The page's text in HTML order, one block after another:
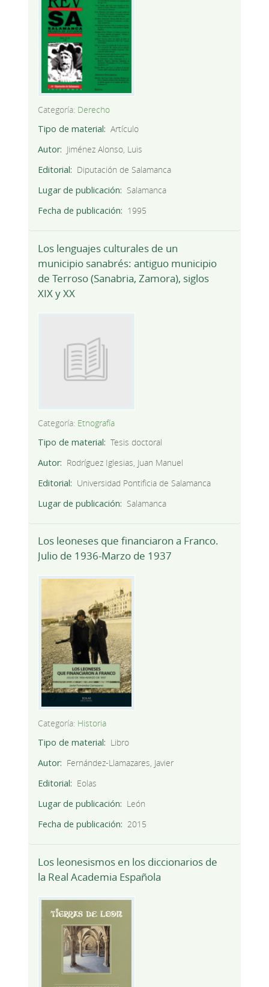
Categoría: Derecho
Tipo de material
Artículo
Autor
Jiménez Alonso, Luis
Editorial
Diputación de Salamanca
Lugar de publicación
Salamanca
Fecha de publicación
1995
Los lenguajes culturales de un
municipio sanabrés: antiguo municipio
de Terroso (Sanabria, Zamora), siglos
XIX y XX
Categoría: Etnografía
Tipo de material
Tesis doctoral
Autor
Rodríguez Iglesias, Juan Manuel
Editorial
Universidad Pontificia de Salamanca
Lugar de publicación
Salamanca
Los leoneses que financiaron a Franco.
Julio de 1936-Marzo de 1937
Categoría: Historia
Tipo de material
Libro
Autor
Fernández-Llamazares, Javier
Editorial
Eolas
Lugar de publicación
León
Fecha de publicación
2015
Los leonesismos en los diccionarios de
la Real Academia Española